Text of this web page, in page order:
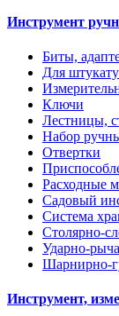
Инструмент
Биты,
Для
Ключи
Лестницы,
Набор
Отвертки
Расходные
Садовый
Система
Столярно-
Ударно-
Шарнирно-
Инструмент,